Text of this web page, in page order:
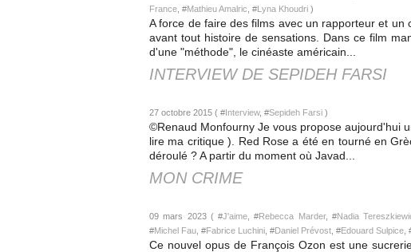
France , #Mathieu Amalric , #Lyna Khoudri )
A force de faire des films avec un rapporteur et
avant tout histoire de sensations. Dans ce film
d'une "méthode", le cinéaste américain...
INTERVIEW DE SEPIDEH FARSI
27 octobre 2015 ( #Interview, #Sepideh Farsi )
©Renaud Monfourny Je vous propose aujourd'hui
lire ma critique ). Red Rose a été en tourné en
déroulé ? A partir du moment où Javad...
MON CRIME
09 mars 2023 ( #J'aime , #Rebecca Marder, #Nadia
#Michel Fau , #Fabrice Luchini , #Daniel Prévost , #Edouard Sulpice ,
Ce nouvel opus de François Ozon est une